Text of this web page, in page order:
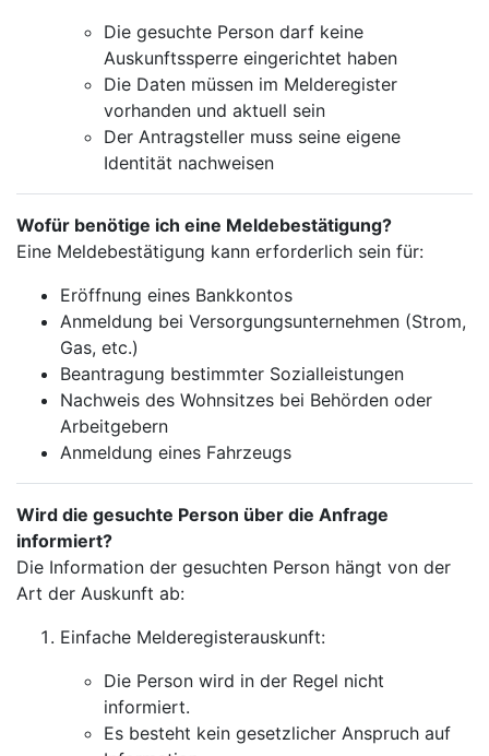
Die gesuchte Person darf keine
Auskunftssperre eingerichtet haben
Die Daten müssen im Melderegister
vorhanden und aktuell sein
Der Antragsteller muss seine eigene
Identität nachweisen
Wofür benötige ich eine Meldebestätigung?
Eine Meldebestätigung kann erforderlich sein für:
Eröffnung eines Bankkontos
Anmeldung bei Versorgungsunternehmen (Strom,
Gas, etc.)
Beantragung bestimmter Sozialleistungen
Nachweis des Wohnsitzes bei Behörden oder
Arbeitgebern
Anmeldung eines Fahrzeugs
Wird die gesuchte Person über die Anfrage
informiert?
Die Information der gesuchten Person hängt von der
Art der Auskunft ab:
Einfache Melderegisterauskunft:
Die Person wird in der Regel nicht
informiert.
Es besteht kein gesetzlicher Anspruch auf